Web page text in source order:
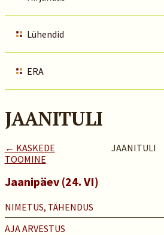
Lühendid
ERA
JAANITULI
← KASKEDE
TOOMINE
JAANITULI
Jaanipäev (24. VI)
NIMETUS, TÄHENDUS
AJA ARVESTUS